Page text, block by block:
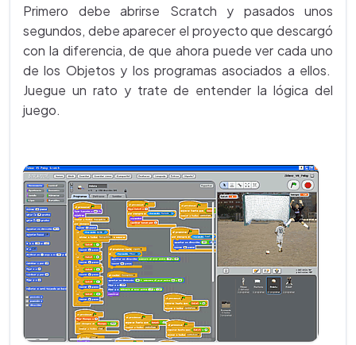
Primero debe abrirse Scratch y pasados unos
segundos, debe aparecer el proyecto que descargó
con la diferencia, de que ahora puede ver cada uno
de los Objetos y los programas asociados a ellos.
Juegue un rato y trate de entender la lógica del
juego.